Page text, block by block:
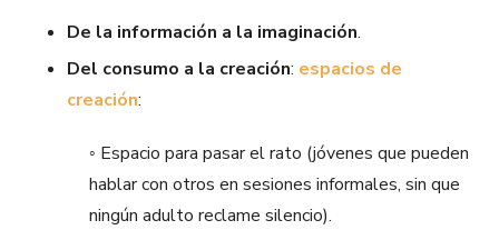
De la información a la imaginación.
Del consumo a la creación: espacios de
creación:
◦ Espacio para pasar el rato (jóvenes que pueden
hablar con otros en sesiones informales, sin que
ningún adulto reclame silencio).